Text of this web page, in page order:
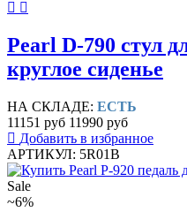
Pearl D-790 стул
круглое сиденье
НА СКЛАДЕ: ЕСТЬ
11151 руб 11990 руб
Добавить в избранное
АРТИКУЛ: 5R01B
Sale
~6%